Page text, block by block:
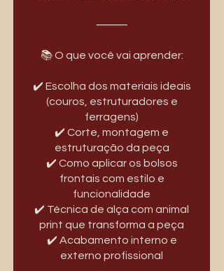
⸻
📚 O que você vai aprender:
✔️ Escolha dos materiais ideais
(couros, estruturadores e
ferragens)
✔️ Corte, montagem e
estruturação da peça
✔️ Como aplicar os bolsos
frontais com estilo e
funcionalidade
✔️ Técnica de alça com animal
print que transforma a peça
✔️ Acabamento interno e
externo profissional